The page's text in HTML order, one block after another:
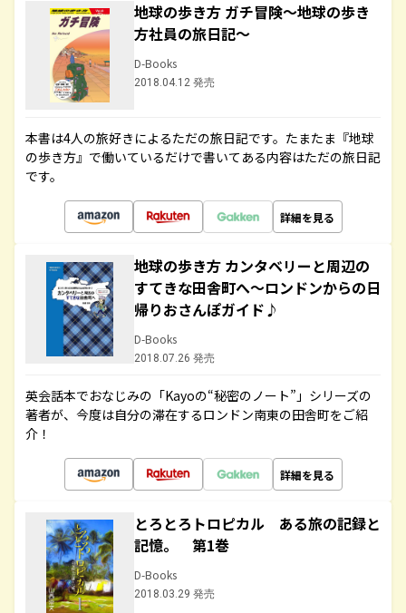
地球の歩き方 ガチ冒険～地球の歩き
方社員の旅日記～
D-Books
2018.04.12 発売
本書は4人の旅好きによるただの旅日記です。たまたま『地球
の歩き方』で働いているだけで書いてある内容はただの旅日記
です。
詳細を見る
地球の歩き方 カンタベリーと周辺の
すてきな田舎町へ～ロンドンからの日
帰りおさんぽガイド♪
D-Books
2018.07.26 発売
英会話本でおなじみの「Kayoの“秘密のノート”」シリーズの
著者が、今度は自分の滞在するロンドン南東の田舎町をご紹
介！
詳細を見る
とろとろトロピカル ある旅の記録と
記憶。 第1巻
D-Books
2018.03.29 発売